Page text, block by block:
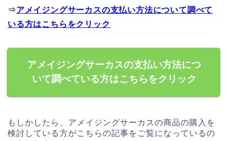
⇒アメイジングサーカスの支払い方法について調べて
いる方はこちらをクリック
アメイジングサーカスの支払い方法につ
いて調べている方はこちらをクリック
もしかしたら、アメイジングサーカスの商品の購入を
検討している方がこちらの記事をご覧になっているの